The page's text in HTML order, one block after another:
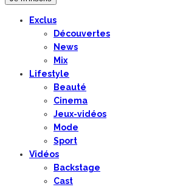
Exclus
Découvertes
News
Mix
Lifestyle
Beauté
Cinema
Jeux-vidéos
Mode
Sport
Vidéos
Backstage
Cast